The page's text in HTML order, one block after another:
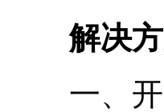
解决
一、开